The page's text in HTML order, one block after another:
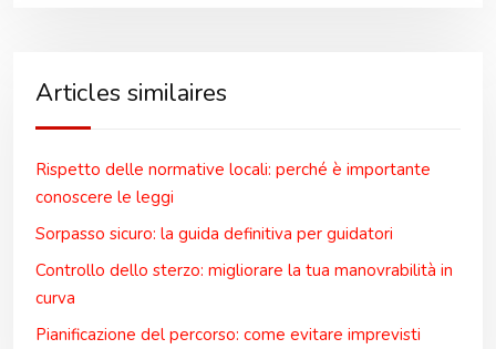
Articles similaires
Rispetto delle normative locali: perché è importante
conoscere le leggi
Sorpasso sicuro: la guida definitiva per guidatori
Controllo dello sterzo: migliorare la tua manovrabilità in
curva
Pianificazione del percorso: come evitare imprevisti